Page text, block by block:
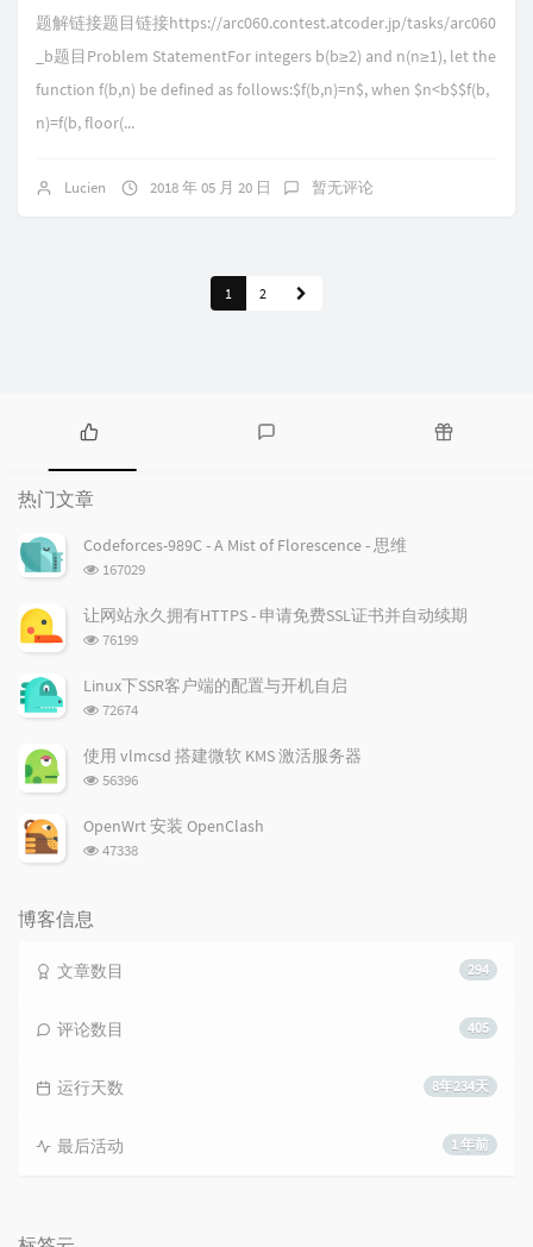
题解链接题目链接https://arc060.contest.atcoder.jp/tasks/arc060
_b题目Problem StatementFor integers b(b≥2) and n(n≥1), let the
function f(b,n) be defined as follows:$f(b,n)=n$, when $n<b$$f(b,
n)=f(b, floor(...
Lucien 2018 年 05 月 20 日 暂无评论
1 2
热
门
文
章
论
热门文章
Codeforces-989C - A Mist of Florescence - 思维
浏
次
数:
167029
让网站永久拥有HTTPS - 申请免费SSL证书并自动续期
浏
次
76199
Linux下SSR客户端的配置与开机自启
浏
次
数:
72674
使用 vlmcsd 搭建微软 KMS 激活服务器
浏
次
56396
OpenWrt 安装 OpenClash
浏
47338
博客信息
294
文章数目
405
评论数目
8年234天
运行天数
1 年前
最后活动